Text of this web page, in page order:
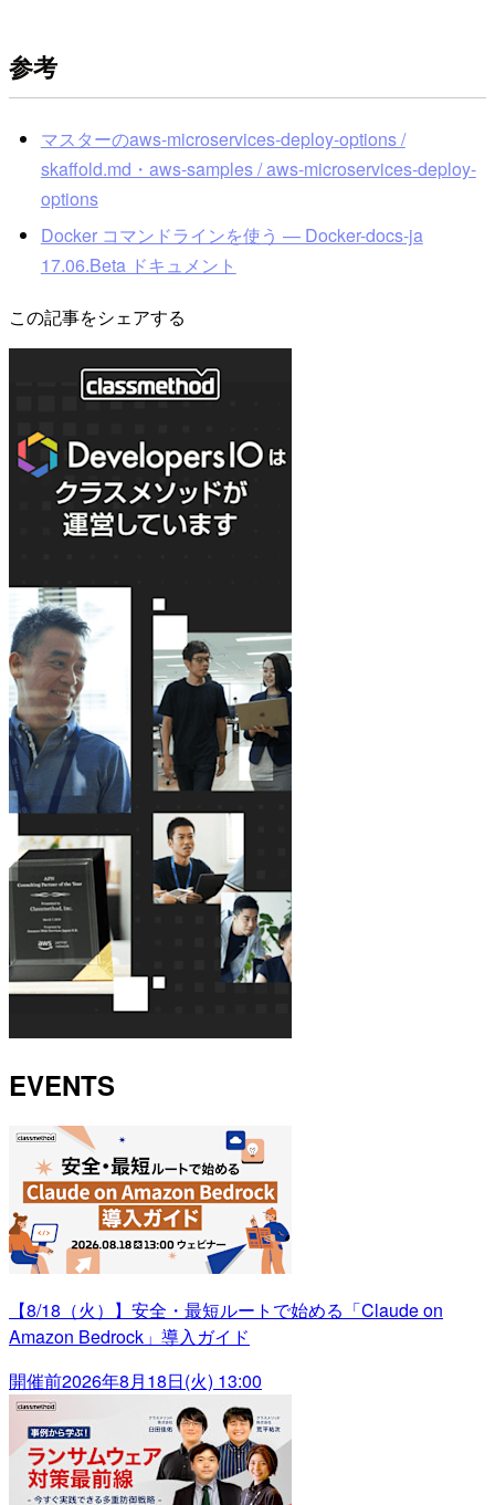
参考
マスターのaws-microservices-deploy-options /
skaffold.md・aws-samples / aws-microservices-deploy-
options
Docker コマンドラインを使う — Docker-docs-ja
17.06.Beta ドキュメント
この記事をシェアする
EVENTS
【8/18（火）】安全・最短ルートで始める「Claude on
Amazon Bedrock」導入ガイド
開催前2026年8月18日(火) 13:00